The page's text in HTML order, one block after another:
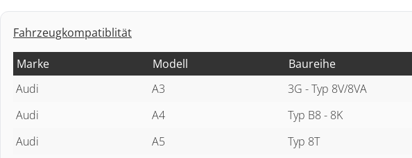
Fahrzeugkompatiblität
Marke Modell Baureihe
Audi
A3 3G - Typ 8V/8VA
Audi
A4 Typ B8 - 8K
Audi
A5 Typ 8T